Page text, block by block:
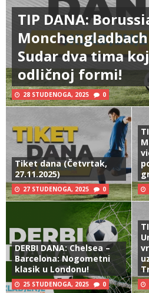
TIP DANA:
Sudar dva tima
odličnoj formi!
28 STUDENOGA, 2025 0
Tiket dana (Četvrtak,
27.11.2025)
27 STUDENOGA, 2025 0
DERBI DANA: Chelsea –
Barcelona: Nogometni
klasik u Londonu!
25 STUDENOGA, 2025 0